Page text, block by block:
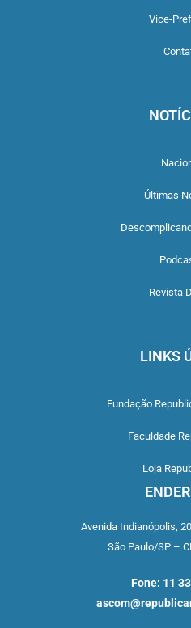
Vice-
Últimas
Revista
LINKS
Fundação
Faculdade
Loja
Avenida Indianópolis,
São Paulo/SP –
Fone: 11